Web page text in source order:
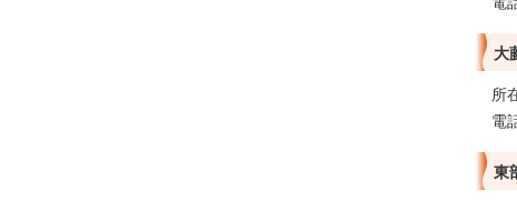
大
所
電
東